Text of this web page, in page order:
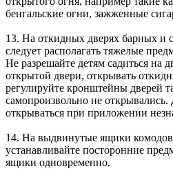
бенгальские огни, зажженные
13. На откидных дверях барных и
следует располагать тяжелые
Не разрешайте детям садиться на
открытой двери, открывать
регулируйте кронштейны дверей
самопроизвольно не
открываться при приложении
14. На выдвинутые ящики
устанавливайте посторонние
ящики одновременно.